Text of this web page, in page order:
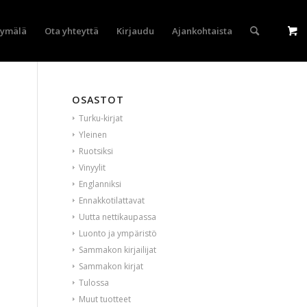
Ota yhteyttä Kirjaudu Ajankohtaista
OSASTOT
Turku-kirjat
Yleinen
Ruotsiksi
Vinyylit
Englanniksi
Ennakkotilattavat
Uutta nettikaupassa
Luonto ja ympäristö
Sammakon kirjailijat
Sammakon kirjat
Tulossa
Muut tuotteet